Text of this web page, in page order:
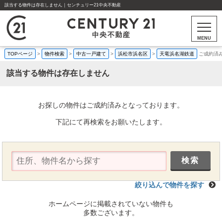
該当する物件は存在しません｜センチュリー21中央不動産
MENU
TOPページ > 物件検索 > 中古一戸建て > 浜松市浜名区 > 天竜浜名湖鉄道 ご成約済
該当する物件は存在しません
お探しの物件はご成約済みとなっております。
下記にて再検索をお願いたします。
絞り込んで物件を探す
ホームページに掲載されていない物件も
多数ございます。